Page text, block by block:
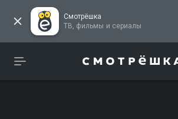
Смотрёшка
ТВ, фильмы и сериалы